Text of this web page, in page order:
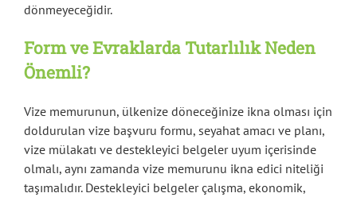
dönmeyeceğidir.
Form ve Evraklarda Tutarlılık Neden
Önemli?
Vize memurunun, ülkenize döneceğinize ikna olması için
doldurulan vize başvuru formu, seyahat amacı ve planı,
vize mülakatı ve destekleyici belgeler uyum içerisinde
olmalı, aynı zamanda vize memurunu ikna edici niteliği
taşımalıdır. Destekleyici belgeler çalışma, ekonomik,